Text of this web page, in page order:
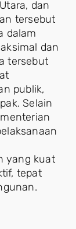
dan
tersebut
dalam
dan
tersebut
publik,
Selain
yang kuat
tepat